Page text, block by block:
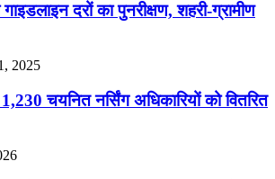
दरों का पुनरीक्षण, शहरी-ग्रामीण
2025
चयनित नर्सिंग अधिकारियों को वितरित